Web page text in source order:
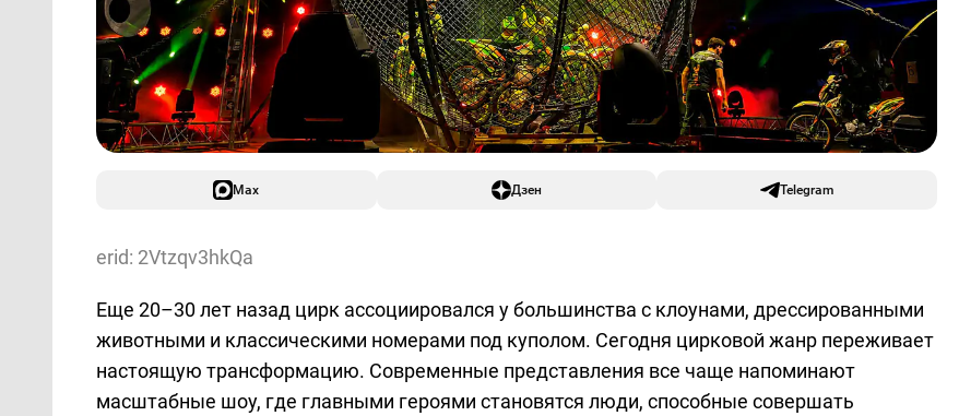
Max Дзен Telegram
erid: 2Vtzqv3hkQa
Еще 20–30 лет назад цирк ассоциировался у большинства с клоунами, дрессированными
животными и классическими номерами под куполом. Сегодня цирковой жанр переживает
настоящую трансформацию. Современные представления все чаще напоминают
масштабные шоу, где главными героями становятся люди, способные совершать